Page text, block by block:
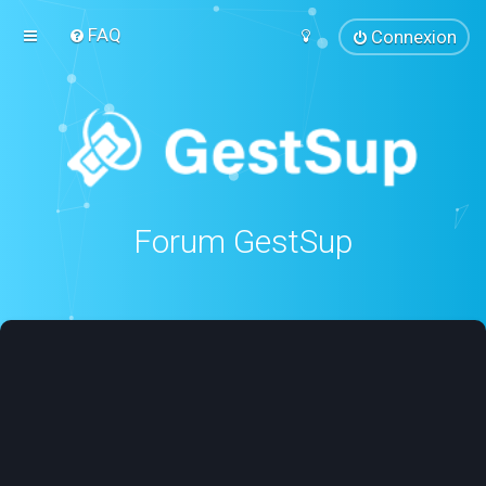
FAQ Connexion
Forum GestSup